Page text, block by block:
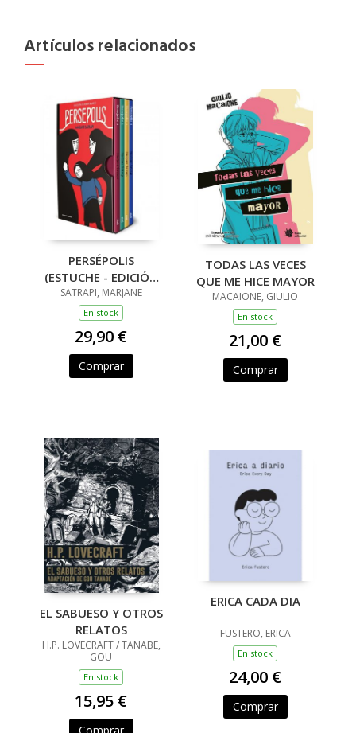
Artículos relacionados
PERSÉPOLIS
(ESTUCHE - EDICIÓN
25 ANIVERSARIO)
SATRAPI, MARJANE
En stock
29,90 €
Comprar
TODAS LAS VECES
QUE ME HICE MAYOR
MACAIONE, GIULIO
En stock
21,00 €
Comprar
EL SABUESO Y OTROS
RELATOS
H.P. LOVECRAFT / TANABE,
GOU
En stock
15,95 €
ERICA CADA DIA
FUSTERO, ERICA
En stock
24,00 €
Comprar